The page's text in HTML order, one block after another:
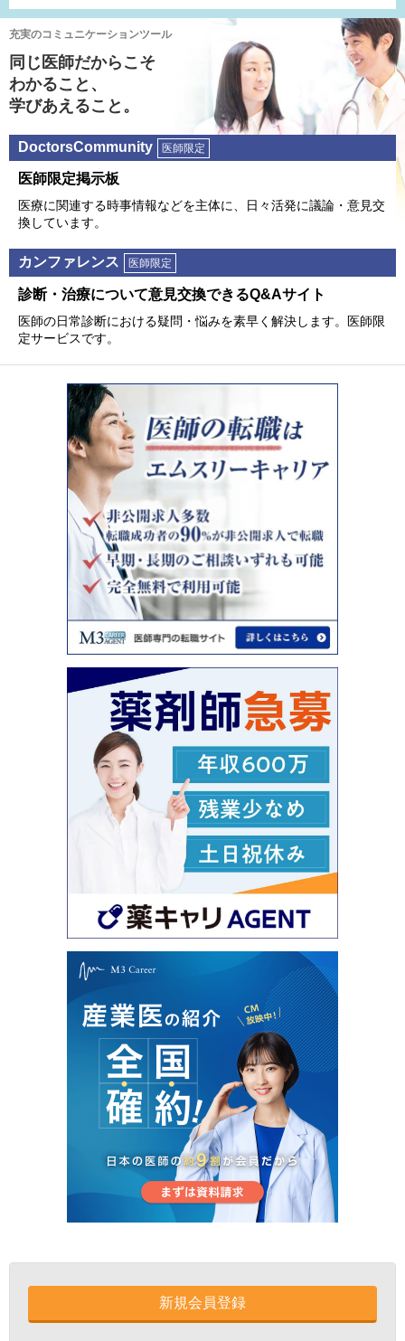
充実のコミュニケーションツール
同じ医師だからこそ
わかること、
学びあえること。
DoctorsCommunity 医師限定
医師限定掲⽰板
医療に関連する時事情報などを主体に、⽇々活発に議論・意⾒交
換しています。
カンファレンス 医師限定
診断・治療について意⾒交換できるQ&Aサイト
医師の⽇常診断における疑問・悩みを素早く解決します。医師限
定サービスです。
新規会員登録